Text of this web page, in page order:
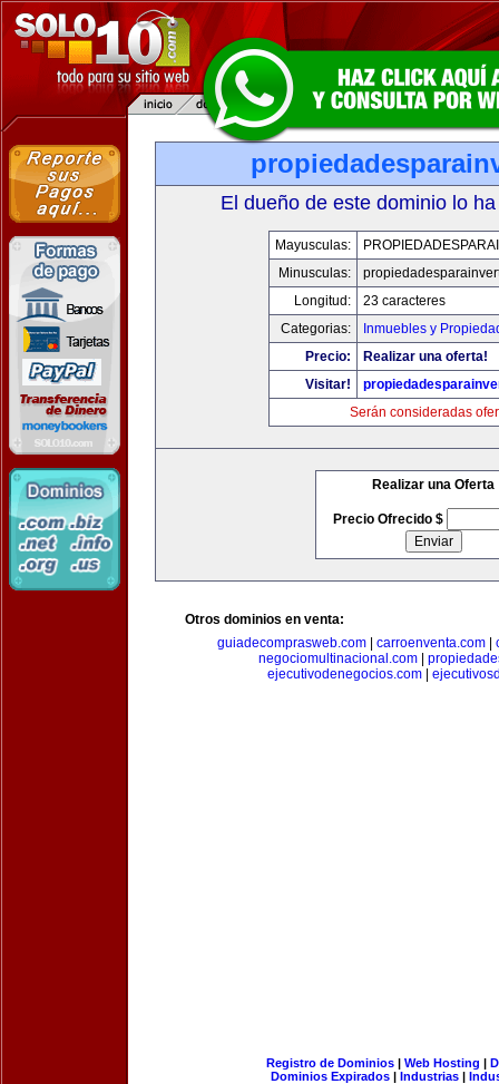
El dueño de este dominio lo
Mayusculas:
Minusculas:
Longitud:
23 caracteres
Categorias:
Inmuebles y
Precio:
Realizar una oferta!
Visitar!
Serán consideradas
Realizar una Oferta
Precio Ofrecido $
Otros dominios en venta:
guiadecomprasweb.com
carroenventa.com
negociomultinacional.com
ejecutivodenegocios.com|
Registro de Dominios| Web Hosting |
Dominios Expirados | Industrias |